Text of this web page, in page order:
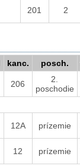
201 2
kanc. posch.
206
2.
poschodie
12A prízemie
12 prízemie